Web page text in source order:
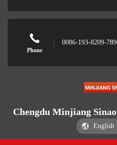
Phone
0086-193-8209-
Chengdu Minjiang